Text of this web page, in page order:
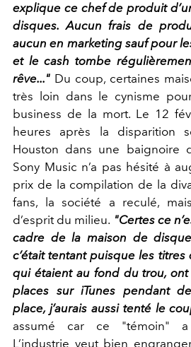
explique ce chef de produit
disques. Aucun frais de
aucun en marketing sauf pour
et le cash tombe
rêve..." Du coup, certaines
très loin dans le cynisme
business de la mort. Le 12
heures après la disparition
Houston dans une baignoire
Sony Music n’a pas hésité à
prix de la compilation de la
fans, la société a reculé,
d’esprit du milieu. "Certes ce
cadre de la maison de
c’était tentant puisque les
qui étaient au fond du trou,
places sur iTunes pendant
place, j’aurais aussi tenté le
assumé car ce "témoin" a
L’industrie veut bien